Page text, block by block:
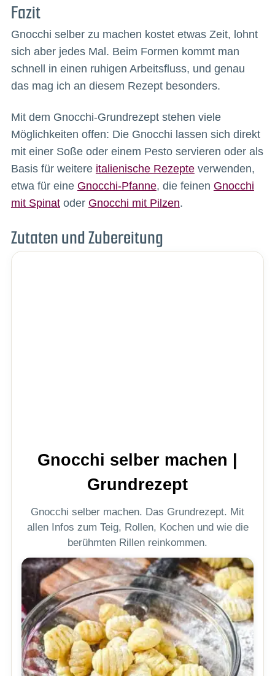
Fazit
Gnocchi selber zu machen kostet etwas Zeit, lohnt
sich aber jedes Mal. Beim Formen kommt man
schnell in einen ruhigen Arbeitsfluss, und genau
das mag ich an diesem Rezept besonders.
Mit dem Gnocchi-Grundrezept stehen viele
Möglichkeiten offen: Die Gnocchi lassen sich direkt
mit einer Soße oder einem Pesto servieren oder als
Basis für weitere italienische Rezepteverwenden,
etwa für eine Gnocchi-Pfanne, die feinen Gnocchi
mit Spinatoder Gnocchi mit Pilzen.
Zutaten und Zubereitung
Gnocchi selber machen |
Grundrezept
Gnocchi selber machen. Das Grundrezept. Mit
allen Infos zum Teig, Rollen, Kochen und wie die
berühmten Rillen reinkommen.